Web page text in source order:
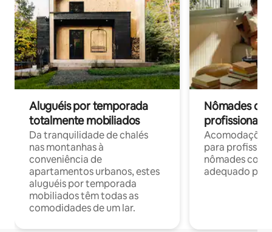
Aluguéis por temporada
totalmente mobiliados
Da tranquilidade de chalés
nas montanhas à
conveniência de
apartamentos urbanos, estes
aluguéis por temporada
mobiliados têm todas as
comodidades de um lar.
Nômades
profissionais
para
nômades com
adequado